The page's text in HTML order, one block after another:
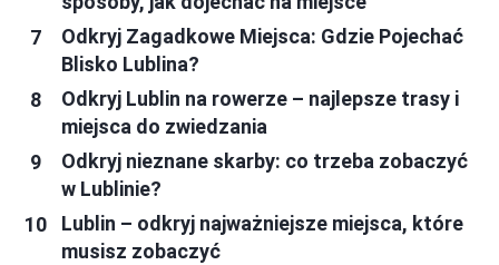
Odkryj Zagadkowe Miejsca: Gdzie Pojechać
Blisko Lublina?
Odkryj Lublin na rowerze – najlepsze trasy i
miejsca do zwiedzania
Odkryj nieznane skarby: co trzeba zobaczyć
w Lublinie?
Lublin – odkryj najważniejsze miejsca, które
musisz zobaczyć